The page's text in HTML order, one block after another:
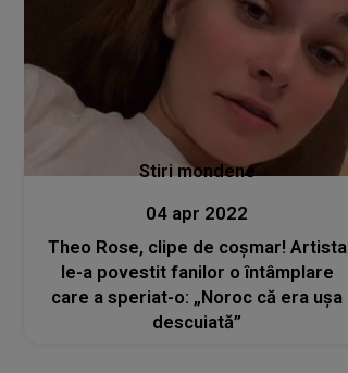
Stiri mondene
04 apr 2022
Theo Rose, clipe de coșmar! Artista
le-a povestit fanilor o întâmplare
care a speriat-o: „Noroc că era ușa
descuiată”